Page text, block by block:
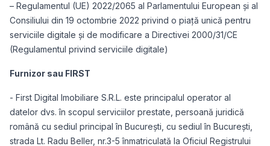
– Regulamentul (UE) 2022/2065 al Parlamentului European și al
Consiliului din 19 octombrie 2022 privind o piață unică pentru
serviciile digitale și de modificare a Directivei 2000/31/CE
(Regulamentul privind serviciile digitale)
Furnizor sau FIRST
- First Digital Imobiliare S.R.L. este principalul operator al
datelor dvs. în scopul serviciilor prestate, persoană juridică
română cu sediul principal în București, cu sediul în București,
strada Lt. Radu Beller, nr.3-5 înmatriculată la Oficiul Registrului